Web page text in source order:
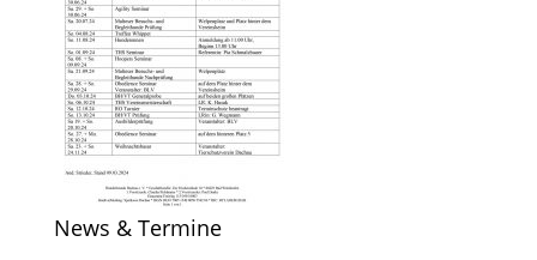
News & Termine